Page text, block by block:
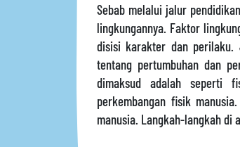
Sebab melalui jalur
lingkungannya. Faktor
disisi karakter dan perilaku.
tentang pertumbuhan dan
dimaksud adalah seperti
perkembangan fisik
manusia. Langkah-langkah di